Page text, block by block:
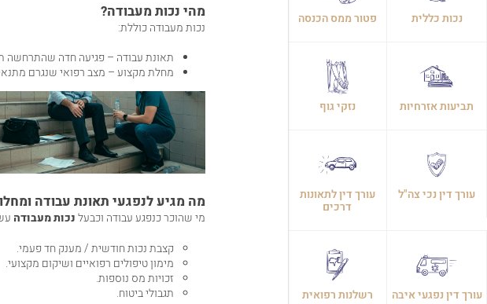
נכות כללית פטור ממס הכנסה
תביעות אזרחיות נזקי גוף
עורך דין נכי צה"ל עורך דין לתאונות
דרכים
עורך דין נפגעי איבה רשלנות רפואית
מהי נכות מעבודה?
נכות מעבודה כוללת:
תאונת עבודה – פגיעה חדה שהתרחשה
מחלת מקצוע – מצב רפואי שנגרם
מה מגיע לנפגעי תאונת עבודה
מי שהוכר כנפגע עבודה וכבעלנכות מעבודה
קצבת נכות חודשית / מענק חד פעמי.
מימון טיפולים רפואיים ושיקום מקצועי.
זכויות מס נוספות.
תגבולי ביטוח.